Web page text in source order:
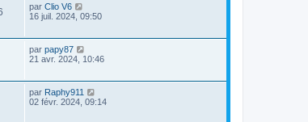
par Clio V6
16 juil. 2024, 09:50
par papy87
21 avr. 2024, 10:46
par Raphy911
02 févr. 2024, 09:14